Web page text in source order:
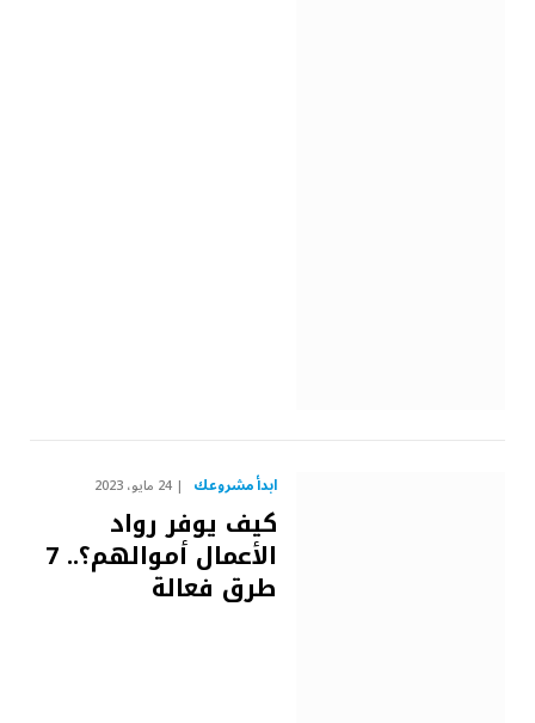
ابدأ مشروعك 24 مايو، 2023
كيف يوفر رواد
الأعمال أموالهم؟.. 7
طرق فعالة